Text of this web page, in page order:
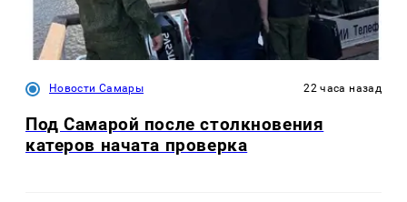
Новости Самары 22 часа назад
Под Самарой после столкновения
катеров начата проверка